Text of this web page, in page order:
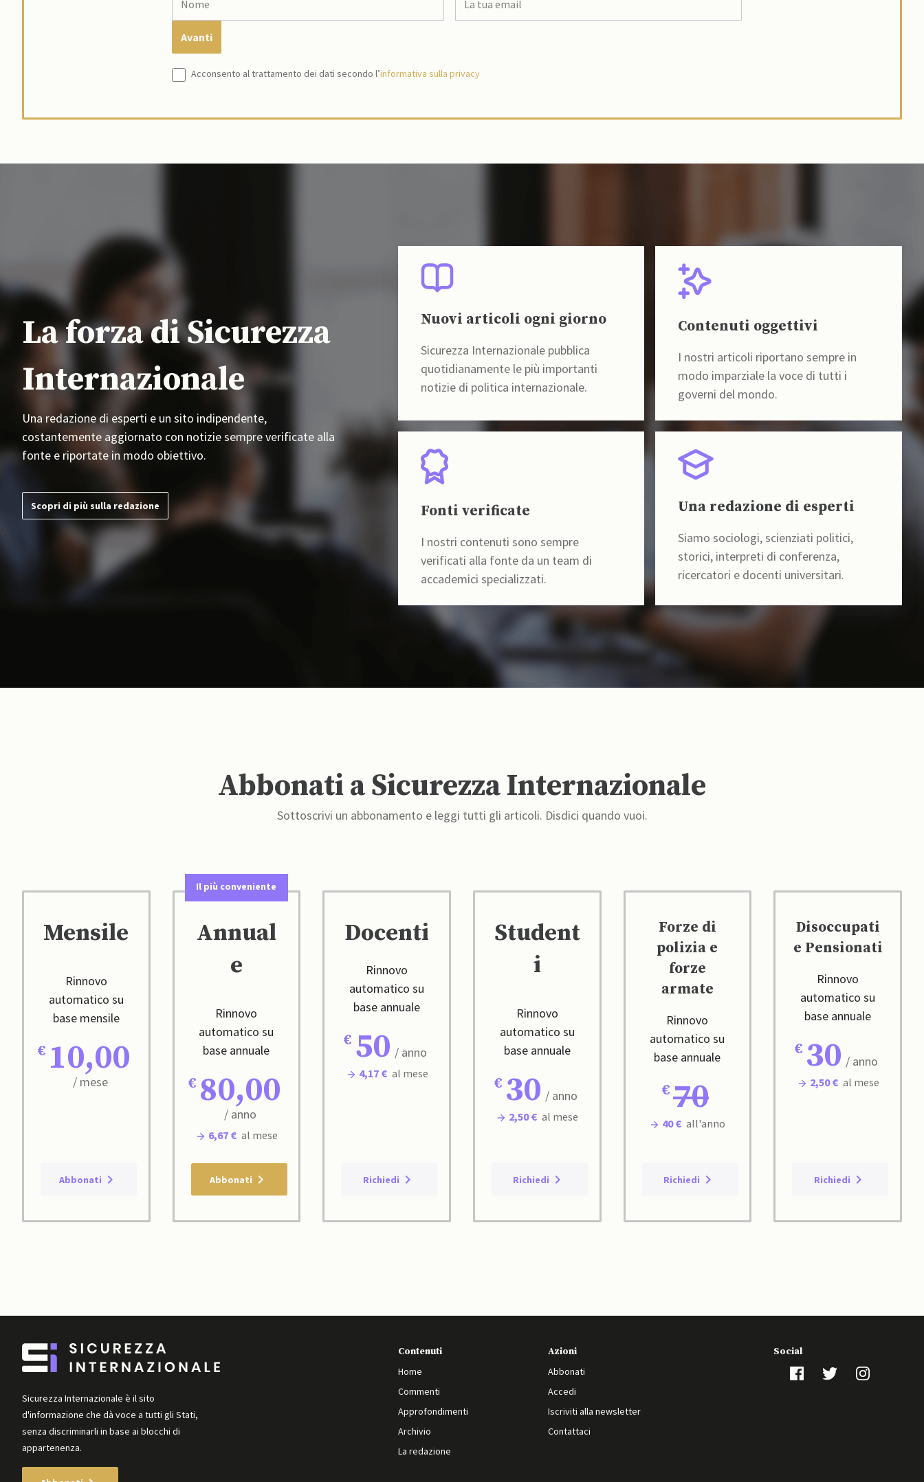
Acconsento al trattamento dei dati secondo l’informativa sulla privacy
La forza di Sicurezza
Internazionale
Una redazione di esperti e un sito indipendente,
costantemente aggiornato con notizie sempre verificate alla
fonte e riportate in modo obiettivo.
Scopri di più sulla redazione
Nuovi articoli ogni giorno
Sicurezza Internazionale pubblica
quotidianamente le più importanti
notizie di politica internazionale.
Contenuti oggettivi
I nostri articoli riportano sempre in
modo imparziale la voce di tutti i
governi del mondo.
Fonti verificate
I nostri contenuti sono sempre
verificati alla fonte da un team di
accademici specializzati.
Una redazione di esperti
Siamo sociologi, scienziati politici,
storici, interpreti di conferenza,
ricercatori e docenti universitari.
Abbonati a Sicurezza Internazionale
Sottoscrivi un abbonamento e leggi tutti gli articoli. Disdici quando vuoi.
Mensile
Rinnovo
automatico su
base mensile
10,00
/ mese
Abbonati
Il più conveniente
Annual
e
Rinnovo
automatico su
base annuale
80,00
/ anno
6,67 € al mese
Abbonati
Docenti
Rinnovo
automatico su
base annuale
50 / anno
4,17 € al mese
Richiedi
Student
i
Rinnovo
automatico su
base annuale
30 / anno
2,50 € al mese
Richiedi
Forze di
polizia e
forze
armate
Rinnovo
automatico su
base annuale
70
40 € all'anno
Richiedi
Disoccupati
e Pensionati
Rinnovo
automatico su
base annuale
30 / anno
2,50 € al mese
Richiedi
Sicurezza Internazionale è il sito
d'informazione che dà voce a tutti gli Stati,
senza discriminarli in base ai blocchi di
appartenenza.
Contenuti
Home
Commenti
Approfondimenti
Archivio
La redazione
Azioni
Abbonati
Accedi
Iscriviti alla newsletter
Contattaci
Social